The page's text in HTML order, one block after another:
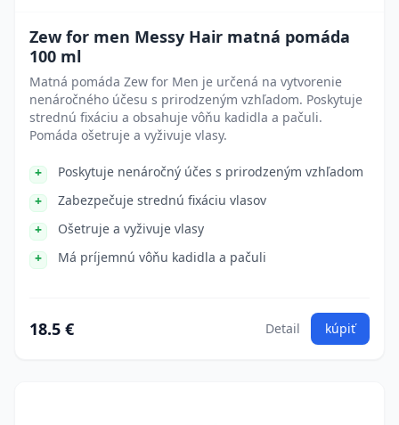
Zew for men Messy Hair matná pomáda
100 ml
Matná pomáda Zew for Men je určená na vytvorenie
nenáročného účesu s prirodzeným vzhľadom. Poskytuje
strednú fixáciu a obsahuje vôňu kadidla a pačuli.
Pomáda ošetruje a vyživuje vlasy.
Poskytuje nenáročný účes s prirodzeným vzhľadom
Zabezpečuje strednú fixáciu vlasov
Ošetruje a vyživuje vlasy
Má príjemnú vôňu kadidla a pačuli
18.5 € Detail kúpiť